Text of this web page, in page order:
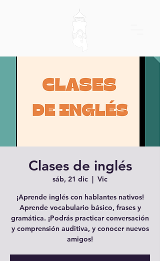
Clases de inglés
sáb, 21 dic
  |
Vic
¡Aprende inglés con hablantes nativos!
Aprende vocabulario básico, frases y
gramática. ¡Podrás practicar conversación
y comprensión auditiva, y conocer nuevos
amigos!